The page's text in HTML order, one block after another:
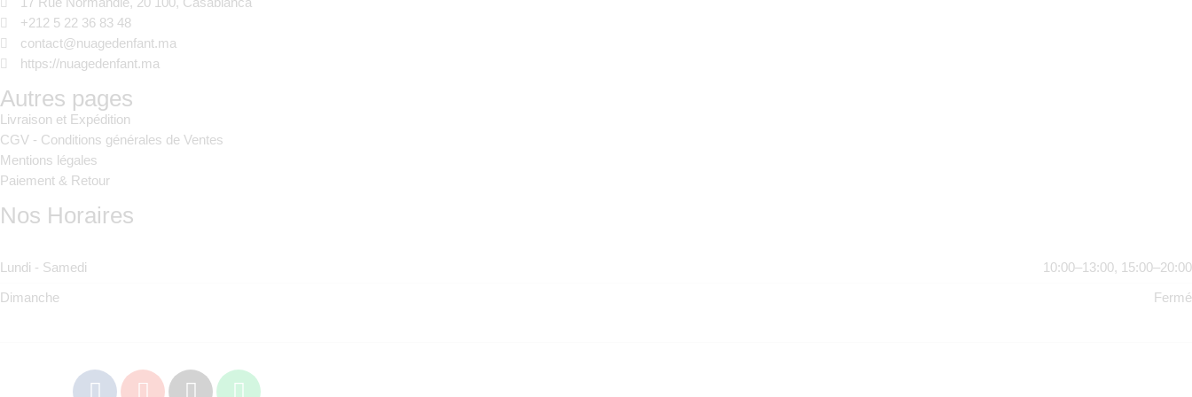
+212 5 22 36 83 48
contact@nuagedenfant.ma
https://nuagedenfant.ma
Autres pages
Livraison et Expédition
CGV - Conditions générales de Ventes
Mentions légales
Paiement & Retour
Nos Horaires
Lundi - Samedi 10:00–13:00, 15:00–20:00
Dimanche Fermé